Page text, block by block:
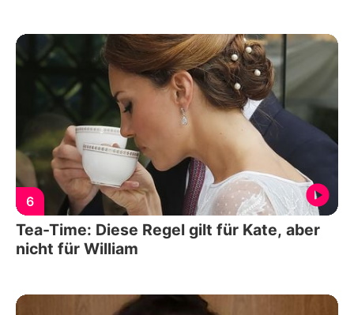
6
Tea-Time: Diese Regel gilt für Kate, aber
nicht für William